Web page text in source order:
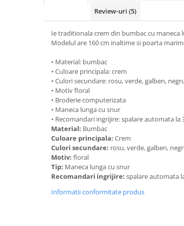
Review-uri (5)
Ie traditionala crem din bumbac cu
Modelul are 160 cm inaltime si poarta
• Material: bumbac
• Culoare principala: crem
• Culori secundare: rosu, verde, galben,
• Motiv floral
• Broderie computerizata
• Maneca lunga cu snur
• Recomandari ingrijire: spalare automata la
Material: Bumbac
Culoare principala: Crem
Culori secundare: rosu, verde, galben,
Motiv: floral
Tip: Maneca lunga cu snur
Recomandari ingrijire: spalare automata
Informatii conformitate produs